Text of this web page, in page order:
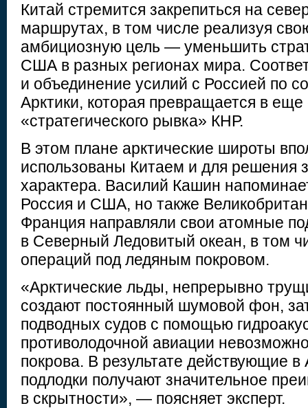
Китай стремится закрепиться на
маршрутах, в том числе реализуя
амбициозную цель — уменьшить
США в разных регионах мира.
и объединение усилий с Россией по
Арктики, которая превращается в еще
«стратегического рывка» КНР.
В этом плане арктические широты
использованы Китаем и для решения
характера. Василий Кашин
Россия и США, но также
Франция направляли свои атомные
в Северный Ледовитый океан, в том
операций под ледяным покровом.
«Арктические льды, непрерывно
создают постоянный шумовой фон,
подводных судов с помощью
противолодочной авиации
покрова. В результате действующие
подлодки получают значительное
в скрытности», — поясняет эксперт.